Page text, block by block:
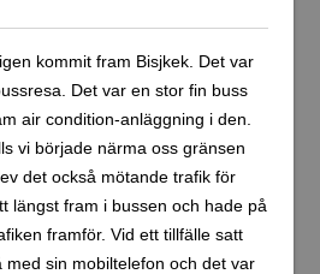
kommit fram Bisjkek. Det var
Det var en stor fin buss
air condition-anläggning i den.
vi började närma oss gränsen
det också mötande trafik för
längst fram i bussen och hade på
framför. Vid ett tillfälle satt
sin mobiltelefon och det var